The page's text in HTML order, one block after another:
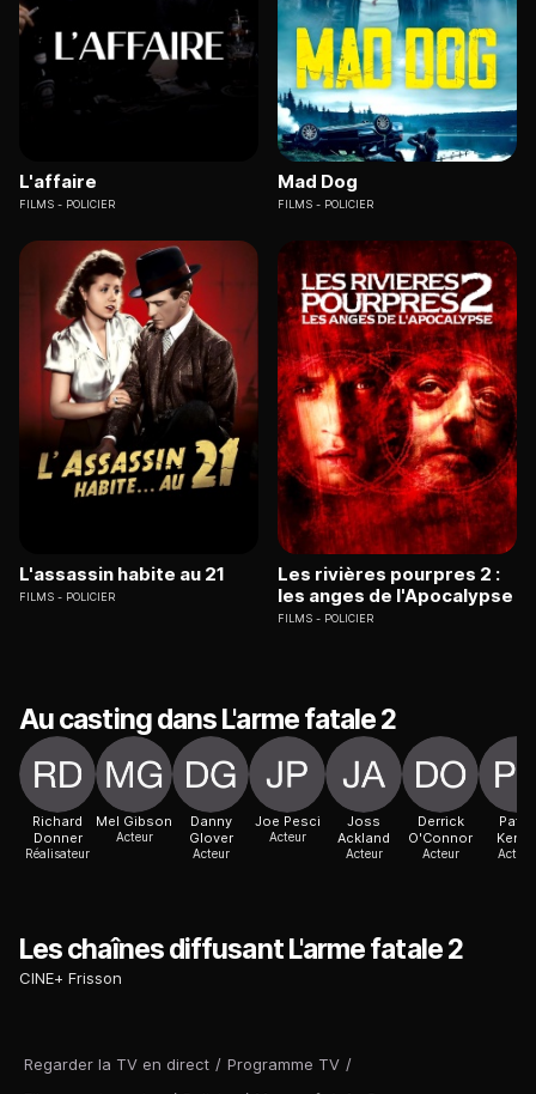
Regarder la TV en direct / Programme TV /
L'affaire
FILMS POLICIER
Mad Dog
FILMS POLICIER
L'assassin habite au 21
FILMS POLICIER
Les rivières pourpres 2 :
les anges de l'Apocalypse
FILMS POLICIER
Au casting dans L'arme fatale 2
Richard
Donner
Réalisateur
Mel Gibson
Acteur
Danny
Glover
Acteur
Joe Pesci
Acteur
Joss
Ackland
Acteur
Derrick
O'Connor
Acteur
Patsy
Actrice
Les chaînes diffusant L'arme fatale 2
CINE+ Frisson